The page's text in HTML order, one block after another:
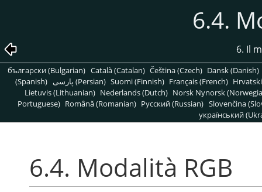
6.4.
6. Il
български (Bulgarian) Català (Catalan) Čeština (Czech) Dansk (Danish)
(Spanish)
پارسی (Persian) Suomi (Finnish) Français (French)
Lietuvis (Lithuanian) Nederlands (Dutch) Norsk Nynorsk
Portuguese) Română (Romanian) Pусский (Russian) Slovenčina
український
6.4. Modalità RGB